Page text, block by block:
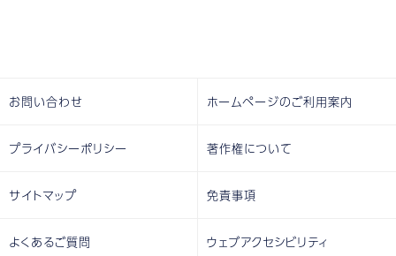
お問い合わせ ホームページのご利用案内
プライバシーポリシー 著作権について
サイトマップ 免責事項
よくあるご質問 ウェブアクセシビリティ